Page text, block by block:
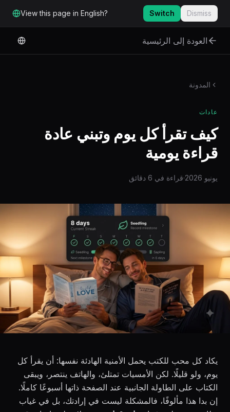
الانتقال إلى المحتوى الرئيسي
View this page in English? Switch Dismiss
العودة إلى الرئيسية
المدونة
عادات
كيف تقرأ كل يوم وتبني عادة
قراءة يومية
يونيو 2026 ·قراءة في 6 دقائق
يكاد كل محب للكتب يحمل الأمنية الهادئة نفسها: أن يقرأ كل
يوم، ولو قليلًا. لكن الأمسيات تمتلئ، والهاتف ينتصر، ويبقى
الكتاب على الطاولة الجانبية عند الصفحة ذاتها أسبوعًا كاملًا.
إن بدا هذا مألوفًا، فالمشكلة ليست في إرادتك، بل في غياب